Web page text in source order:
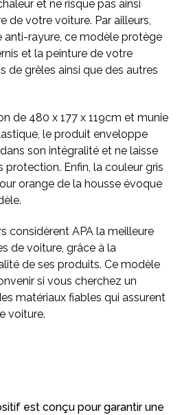
et ne risque pas ainsi
de votre voiture. Par ailleurs,
anti-rayure, ce modèle protège
et la peinture de votre
de grêles ainsi que des autres
de 480 x 177 x 119cm et munie
le produit enveloppe
son intégralité et ne laisse
protection. Enfin, la couleur gris
orange de la housse évoque
considèrent APA la meilleure
de voiture, grâce à la
de ses produits. Ce modèle
si vous cherchez un
matériaux fiables qui assurent
voiture.
est conçu pour garantir une